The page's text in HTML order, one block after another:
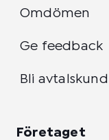
Omdömen
Ge feedback
Bli avtalskund
Företaget